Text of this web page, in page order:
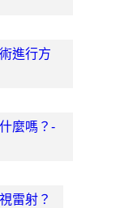
進行方
麼嗎？-
雷射？